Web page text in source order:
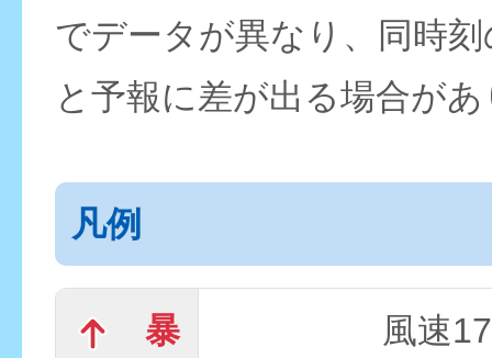
でデータが異なり、同時
と予報に差が出る場合が
凡例
暴 風速